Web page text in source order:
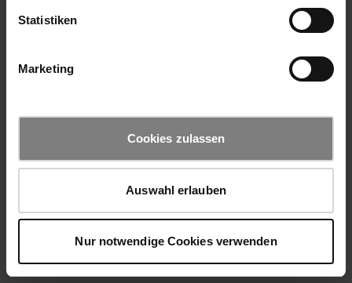
Statistiken
Marketing
Cookies zulassen
Auswahl erlauben
Nur notwendige Cookies verwenden